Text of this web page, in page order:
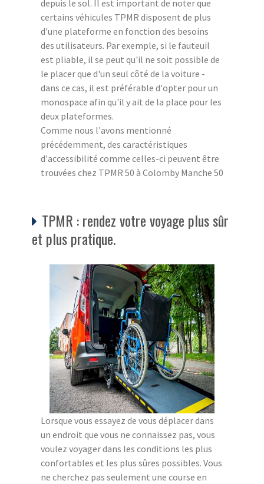
depuis le sol. Il est important de noter que
certains véhicules TPMR disposent de plus
d'une plateforme en fonction des besoins
des utilisateurs. Par exemple, si le fauteuil
est pliable, il se peut qu'il ne soit possible de
le placer que d'un seul côté de la voiture -
dans ce cas, il est préférable d'opter pour un
monospace afin qu'il y ait de la place pour les
deux plateformes.
Comme nous l'avons mentionné
précédemment, des caractéristiques
d'accessibilité comme celles-ci peuvent être
trouvées chez TPMR 50 à Colomby Manche 50
TPMR : rendez votre voyage plus sûr
et plus pratique.
Lorsque vous essayez de vous déplacer dans
un endroit que vous ne connaissez pas, vous
voulez voyager dans les conditions les plus
confortables et les plus sûres possibles. Vous
ne cherchez pas seulement une course en